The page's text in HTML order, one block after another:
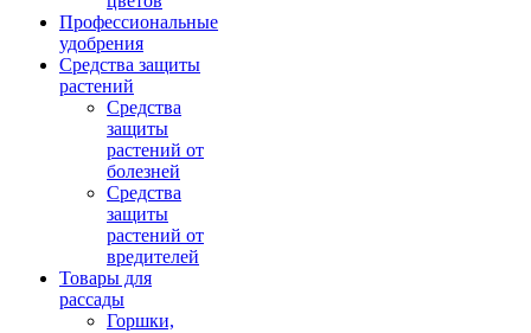
Профессиональные
удобрения
Средства защиты
растений
Средства
защиты
растений от
болезней
Средства
защиты
растений от
вредителей
Товары для
рассады
Горшки,